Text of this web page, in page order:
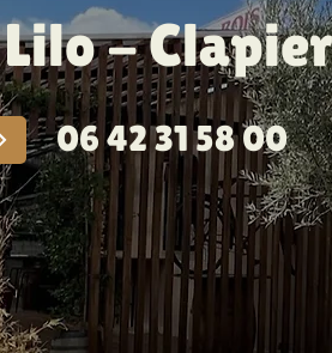
-
06 42 31 58 00